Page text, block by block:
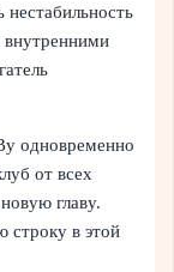
нестабильность
внутренними
одновременно
от всех
главу.
в этой